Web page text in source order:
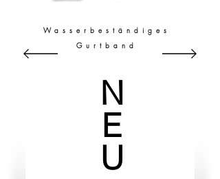
Wasserbeständiges
Gurtband
N
E
U